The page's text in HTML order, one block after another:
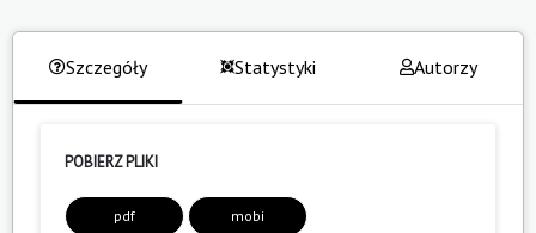
Szczegóły Statystyki Autorzy
POBIERZ PLIKI
pdf mobi